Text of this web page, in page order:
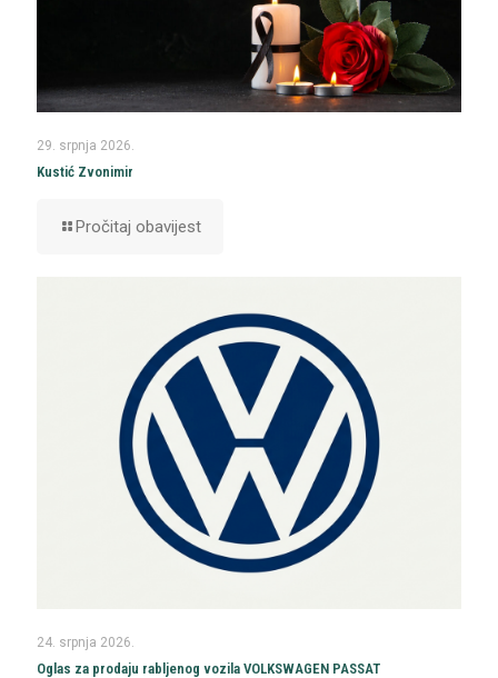
29. srpnja 2026.
Kustić Zvonimir
Pročitaj obavijest
24. srpnja 2026.
Oglas za prodaju rabljenog vozila VOLKSWAGEN PASSAT